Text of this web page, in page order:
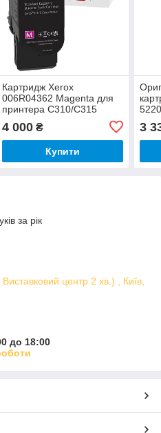
Картридж Xerox
006R04362 Magenta для
принтера C310/C315
4 000₴
Купити
3
за рік
центр 2 хв.) , Київ,
до 18:00